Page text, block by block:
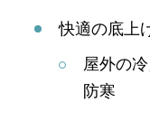
快適の底上
屋外の
防寒